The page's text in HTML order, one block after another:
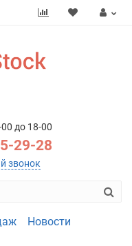
до 18-00
29-28
звонок
Новости